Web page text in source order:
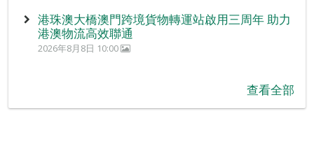
港珠澳大橋澳門跨境貨物轉運站啟用三周年 助力
港澳物流高效聯通
2026年8月8日 10:00
查看全部